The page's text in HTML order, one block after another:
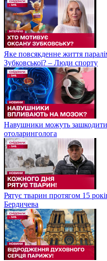
Яке повсякденне життя
Зубковської? – Люди спорту
Навушники можуть
отоларинголога
Рятує тварин протягом 15
Бердичева